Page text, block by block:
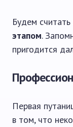
Будем считать
этапом.
пригодится
Первая
в том, что